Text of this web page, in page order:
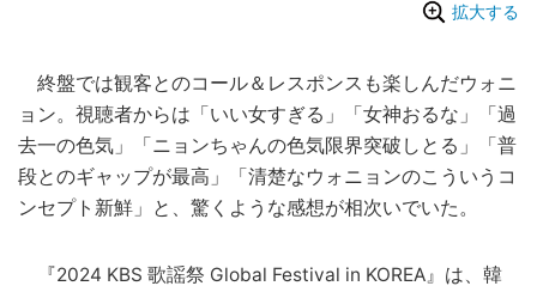
拡大する
終盤では観客とのコール＆レスポンスも楽しんだウォニ
ョン。視聴者からは「いい女すぎる」「女神おるな」「過
去一の色気」「ニョンちゃんの色気限界突破しとる」「普
段とのギャップが最高」「清楚なウォニョンのこういうコ
ンセプト新鮮」と、驚くような感想が相次いでいた。
『2024 KBS 歌謡祭 Global Festival in KOREA』は、韓